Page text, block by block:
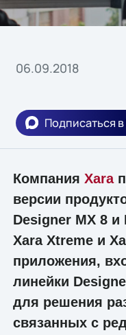
06.09.2018
Подписаться в
Компания Xara
версии
Designer MX 8 и
Xara Xtreme и
приложения,
линейки
для решения
связанных с